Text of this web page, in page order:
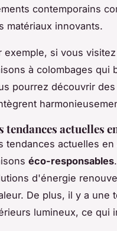
contemporains
matériaux innovants.
exemple, si vous
à colombages qui
pourrez découvrir
tendances actuelles
tendances actuelles
éco-responsables
d'énergie
De plus, il y a une
lumineux, ce qui